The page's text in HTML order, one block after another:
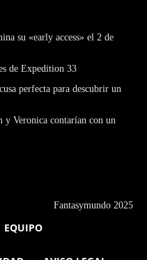
su «early access» el 2 de
de Expedition 33
perfecta para descubrir un
y Veronica contarían con un
Fantasymundo 2025
EQUIPO